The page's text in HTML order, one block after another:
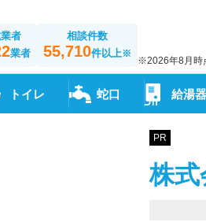
者
業者
相談件数
55,710件以上※
※2026年8月時
トイレ 蛇口 給湯器
PR
株